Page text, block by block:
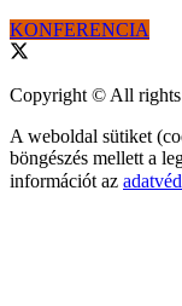
KONFERENCIA
Copyright © All rights
A weboldal sütiket
böngészés mellett a
információt az